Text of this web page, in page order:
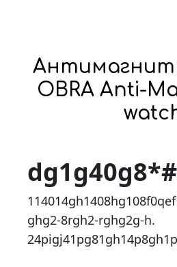
OBRA Anti-
ghg2-8rgh2-rghg2g-h.